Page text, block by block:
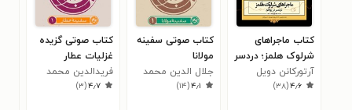
کتاب ماجراهای
شرلوک هلمز؛ دردسر
در بوهم
آرتورکانن دویل
۴٫۶(۳۸)
کتاب صوتی سفینه
مولانا
جلال الدین محمد
بلخی (مولانا)
۴٫۱(۱۴)
کتاب صوتی گزیده
غزلیات عطار
(سفینه عطار ۱)
فریدالدین محمد
عطار نیشابوری
۴٫۷(۳)